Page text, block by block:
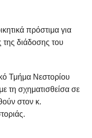
πρόστιμα για
διάδοσης του
Τμήμα Νεστορίου
τη σχηματισθείσα σε
στον κ.